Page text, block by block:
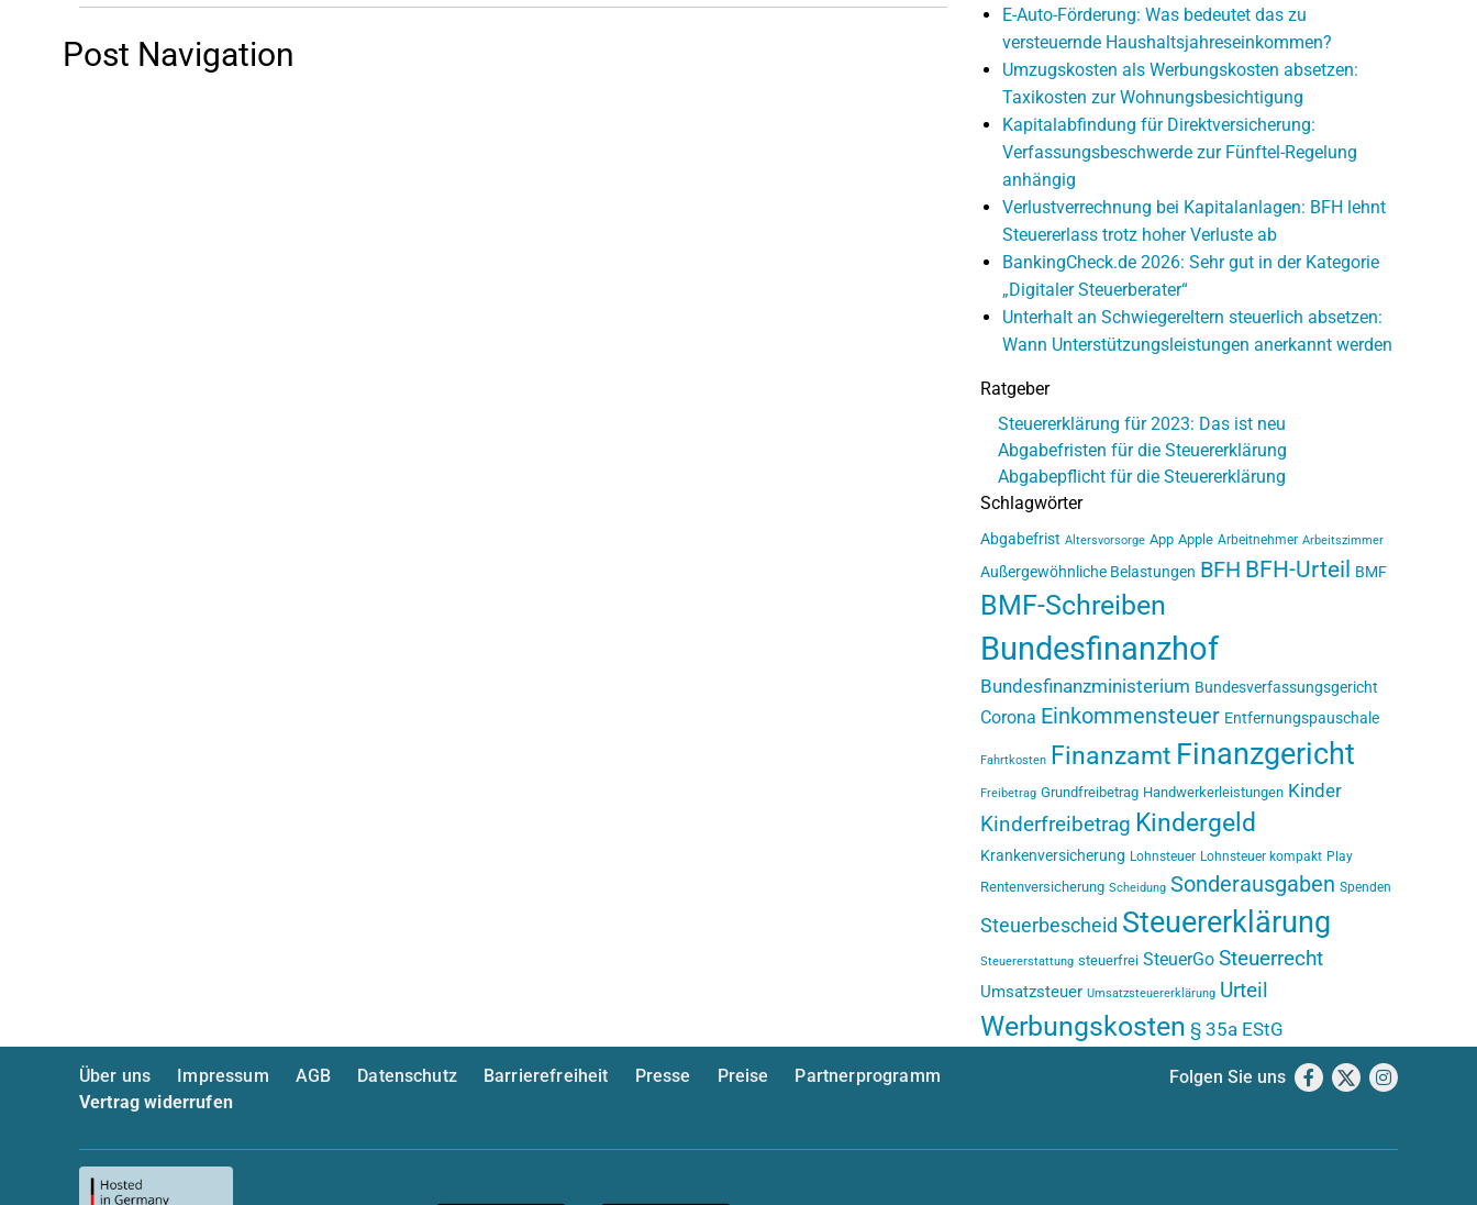
Post Navigation
E-Auto-Förderung: Was bedeutet das zu
versteuernde Haushaltsjahreseinkommen?
Umzugskosten als Werbungskosten absetzen:
Taxikosten zur Wohnungsbesichtigung
Kapitalabfindung für Direktversicherung:
Verfassungsbeschwerde zur Fünftel-Regelung
anhängig
Verlustverrechnung bei Kapitalanlagen: BFH lehnt
Steuererlass trotz hoher Verluste ab
BankingCheck.de 2026: Sehr gut in der Kategorie
„Digitaler Steuerberater“
Unterhalt an Schwiegereltern steuerlich absetzen:
Wann Unterstützungsleistungen anerkannt werden
Ratgeber
Steuererklärung für 2023: Das ist neu
Abgabefristen für die Steuererklärung
Abgabepflicht für die Steuererklärung
Schlagwörter
Abgabefrist Altersvorsorge App Apple Arbeitnehmer Arbeitszimmer
Außergewöhnliche Belastungen BFH BFH-Urteil BMF
BMF-Schreiben
Bundesfinanzhof
Bundesfinanzministerium Bundesverfassungsgericht
Corona Einkommensteuer Entfernungspauschale
Fahrtkosten Finanzamt Finanzgericht
Freibetrag Grundfreibetrag Handwerkerleistungen Kinder
Kinderfreibetrag Kindergeld
Krankenversicherung Lohnsteuer Lohnsteuer kompakt Play
Rentenversicherung Scheidung Sonderausgaben Spenden
Steuerbescheid Steuererklärung
Steuererstattung steuerfrei SteuerGo Steuerrecht
Umsatzsteuer Umsatzsteuererklärung Urteil
Werbungskosten § 35a EStG
Über uns Impressum AGB Datenschutz Barrierefreiheit Presse Preise
Partnerprogramm
Vertrag widerrufen
Folgen Sie uns Facebook
X Instagram